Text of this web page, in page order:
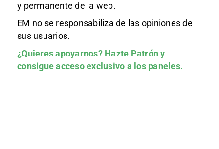
y permanente de la web.
EM no se responsabiliza de las opiniones de
sus usuarios.
¿Quieres apoyarnos? Hazte Patróny
consigue acceso exclusivo a los paneles.